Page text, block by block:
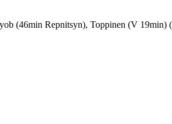
(46min Repnitsyn), Toppinen (V 19min)